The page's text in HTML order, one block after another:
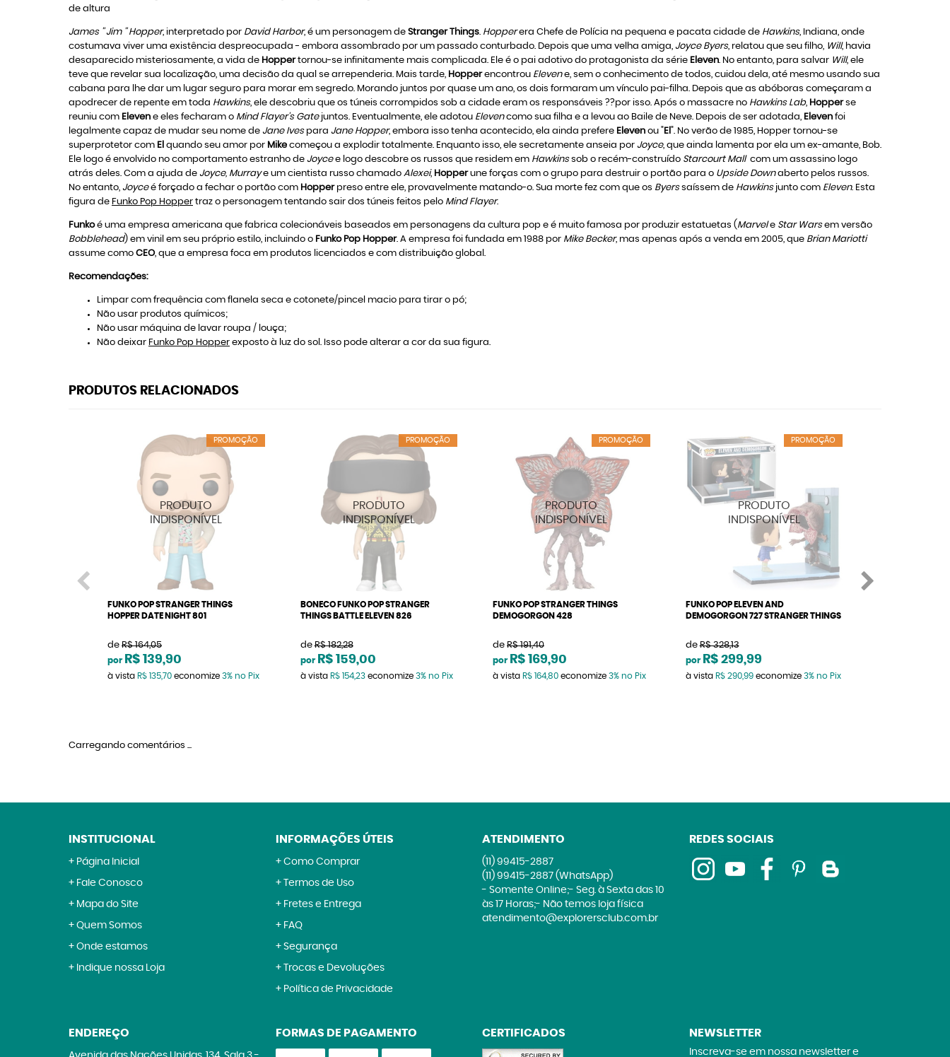
de altura
James '' Jim '' Hopper, interpretado por David Harbor, é um personagem de Stranger Things. Hopperera Chefe de Polícia na pequena e pacata cidade de Hawkins, Indiana, onde
costumava viver uma existência despreocupada - embora assombrado por um passado conturbado. Depois que uma velha amiga, Joyce Byers, relatou que seu filho, Will, havia
desaparecido misteriosamente, a vida de Hoppertornou-se infinitamente mais complicada. Ele é o pai adotivo do protagonista da série Eleven. No entanto, para salvar Will, ele
teve que revelar sua localização, uma decisão da qual se arrependeria. Mais tarde, Hopperencontrou Elevene, sem o conhecimento de todos, cuidou dela, até mesmo usando sua
cabana para lhe dar um lugar seguro para morar em segredo. Morando juntos por quase um ano, os dois formaram um vínculo pai-filha. Depois que as abóboras começaram a
apodrecer de repente em toda Hawkins, ele descobriu que os túneis corrompidos sob a cidade eram os responsáveis ??por isso. Após o massacre no Hawkins Lab, Hopperse
reuniu com Eleven e eles fecharam o Mind Flayer's Gatejuntos. Eventualmente, ele adotou Elevencomo sua filha e a levou ao Baile de Neve. Depois de ser adotada, Eleven foi
legalmente capaz de mudar seu nome de Jane Ivespara Jane Hopper, embora isso tenha acontecido, ela ainda prefere Eleven ou "El ". No verão de 1985, Hopper tornou-se
superprotetor com El quando seu amor por Mike começou a explodir totalmente. Enquanto isso, ele secretamente anseia por Joyce, que ainda lamenta por ela um ex-amante, Bob.
Ele logo é envolvido no comportamento estranho de Joycee logo descobre os russos que residem em Hawkinssob o recém-construído Starcourt Mallcom um assassino logo
atrás deles. Com a ajuda de Joyce, Murraye um cientista russo chamado Alexei, Hopperune forças com o grupo para destruir o portão para o Upside Downaberto pelos russos.
No entanto, Joyceé forçado a fechar o portão com Hopperpreso entre ele, provavelmente matando-o. Sua morte fez com que os Byerssaíssem de Hawkinsjunto com Eleven. Esta
figura de Funko Pop Hopper traz o personagem tentando sair dos túneis feitos pelo Mind Flayer.
Funkoé uma empresa americana que fabrica colecionáveis baseados em personagens da cultura pop e é muito famosa por produzir estatuetas ( Marvele Star Warsem versão
Bobblehead) em vinil em seu próprio estilo, incluindo o Funko Pop Hopper. A empresa foi fundada em 1988 por Mike Becker, mas apenas após a venda em 2005, que Brian Mariotti
assume como CEO, que a empresa foca em produtos licenciados e com distribuição global.
Recomendações:
Limpar com frequência com flanela seca e cotonete/pincel macio para tirar o pó;
Não usar produtos químicos;
Não usar máquina de lavar roupa / louça;
Não deixar Funko Pop Hopper exposto à luz do sol. Isso pode alterar a cor da sua figura.
PRODUTOS RELACIONADOS
PROMOÇÃO
FUNKO POP STRANGER THINGS
HOPPER DATE NIGHT 801
de R$ 164,05
por R$ 139,90
à vista R$ 135,70 economize 3% no Pix
PROMOÇÃO
BONECO FUNKO POP STRANGER
THINGS BATTLE ELEVEN 826
de R$ 182,28
por R$ 159,00
à vista R$ 154,23economize 3% no Pix
PROMOÇÃO
FUNKO POP STRANGER THINGS
DEMOGORGON 428
de R$ 191,40
por R$ 169,90
à vista R$ 164,80 economize 3% no Pix
PROMOÇÃO
FUNKO POP ELEVEN AND
DEMOGORGON 727 STRANGER THINGS
de R$ 328,13
por R$ 299,99
à vista R$ 290,99economize 3% no Pix
Carregando comentários ...
INSTITUCIONAL
Página Inicial
Fale Conosco
Mapa do Site
Quem Somos
Onde estamos
Indique nossa Loja
INFORMAÇÕES ÚTEIS
Como Comprar
Termos de Uso
Fretes e Entrega
FAQ
Segurança
Trocas e Devoluções
Política de Privacidade
ATENDIMENTO
(11) 99415-2887
(11) 99415-2887 (WhatsApp)
- Somente Online;- Seg. à Sexta das 10
às 17 Horas;- Não temos loja física
atendimento@explorersclub.com.br
REDES SOCIAIS
ENDEREÇO FORMAS DE PAGAMENTO CERTIFICADOS NEWSLETTER
Inscreva-se em nossa newsletter e